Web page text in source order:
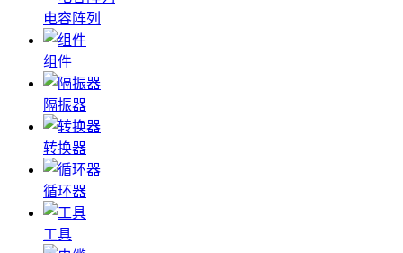
电容阵列
组件
隔振器
转换器
循环器
工具